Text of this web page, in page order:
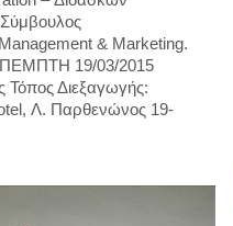
& Marketing.
ΠΕΜΠΤΗ 19/03/2015
Διεξαγωγής:
Λ. Παρθενώνος 19-